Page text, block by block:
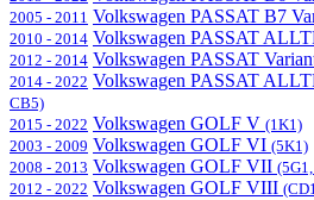
2005 - 2011 Volkswagen PASSAT B7
2010 - 2014 Volkswagen PASSAT
2012 - 2014 Volkswagen PASSAT
2014 - 2022 Volkswagen PASSAT
CB5)
2015 - 2022 Volkswagen GOLF V (1K1)
2003 - 2009 Volkswagen GOLF VI (5K1)
2008 - 2013 Volkswagen GOLF VII
2012 - 2022 Volkswagen GOLF VIII